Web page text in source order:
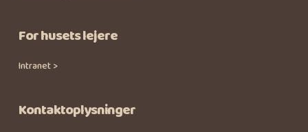
For husets lejere
Intranet >
Kontaktoplysninger